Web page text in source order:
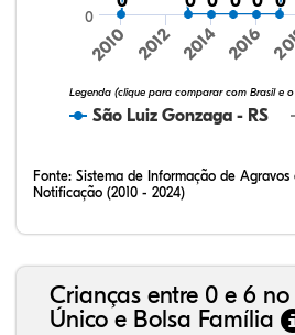
São Luiz Gonzaga - RS
Legenda (clique para comparar com Brasil e
2010 2012 2014 2016
0
Fonte: Sistema de Informação de Agravos
Notificação (2010 - 2024)
Crianças entre 0 e 6
Único e Bolsa Família
75,36%
9,00%
0,08%
14,79%
0,71%
0,06%
32,57%
9,24%
0,46%
54,88%
1,27%
1,56%